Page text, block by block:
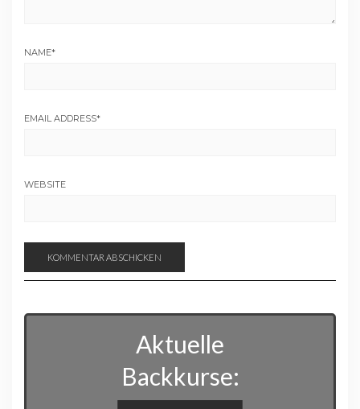
NAME*
EMAIL ADDRESS*
WEBSITE
Aktuelle
Backkurse: